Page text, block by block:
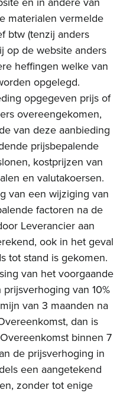
materialen vermelde
btw (tenzij anders
op de website anders
heffingen welke van
opgelegd.
opgegeven prijs of
overeengekomen,
van deze aanbieding
prijsbepalende
kostprijzen van
en valutakoersen.
van een wijziging van
factoren na de
Leverancier aan
ook in het geval
tot stand is gekomen.
van het voorgaande
van 10%
van 3 maanden na
dan is
binnen 7
de prijsverhoging in
een aangetekend
zonder tot enige